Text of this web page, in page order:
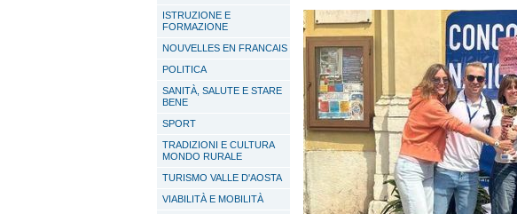
ISTRUZIONE E
FORMAZIONE
NOUVELLES EN FRANCAIS
POLITICA
SANITÀ, SALUTE E STARE
BENE
SPORT
TRADIZIONI E CULTURA
MONDO RURALE
TURISMO VALLE D'AOSTA
VIABILITÀ E MOBILITÀ